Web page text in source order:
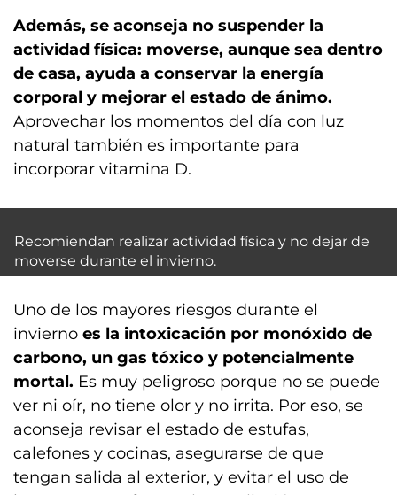
Además, se aconseja no suspender la
actividad física: moverse, aunque sea dentro
de casa, ayuda a conservar la energía
corporal y mejorar el estado de ánimo.
Aprovechar los momentos del día con luz
natural también es importante para
incorporar vitamina D.
Recomiendan realizar actividad física y no dejar de
moverse durante el invierno.
Uno de los mayores riesgos durante el
invierno es la intoxicación por monóxido de
carbono, un gas tóxico y potencialmente
mortal. Es muy peligroso porque no se puede
ver ni oír, no tiene olor y no irrita. Por eso, se
aconseja revisar el estado de estufas,
calefones y cocinas, asegurarse de que
tengan salida al exterior, y evitar el uso de